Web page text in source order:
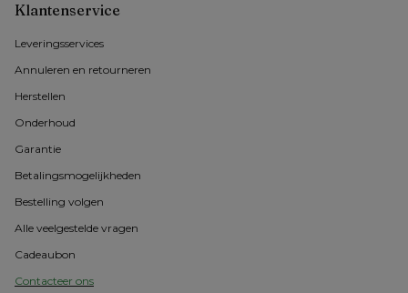
Klantenservice
Leveringsservices
Annuleren en retourneren
Herstellen
Onderhoud
Garantie
Betalingsmogelijkheden
Bestelling volgen
Alle veelgestelde vragen
Cadeaubon
Contacteer ons